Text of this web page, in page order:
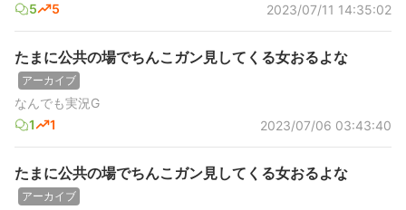
5
5 2023/07/11 14:35:02
たまに公共の場でちんこガン見してくる女おるよな
アーカイブ
なんでも実況G
1
1 2023/07/06 03:43:40
たまに公共の場でちんこガン見してくる女おるよな
アーカイブ